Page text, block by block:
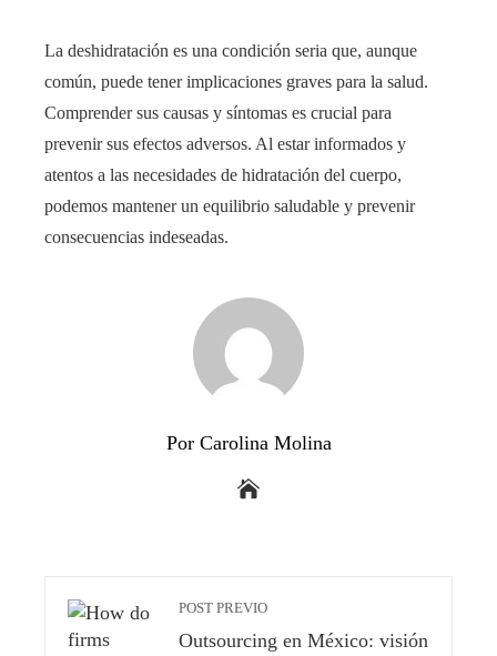
La deshidratación es una condición seria que, aunque
común, puede tener implicaciones graves para la salud.
Comprender sus causas y síntomas es crucial para
prevenir sus efectos adversos. Al estar informados y
atentos a las necesidades de hidratación del cuerpo,
podemos mantener un equilibrio saludable y prevenir
consecuencias indeseadas.
Por Carolina Molina
POST PREVIO
Outsourcing en México: visión